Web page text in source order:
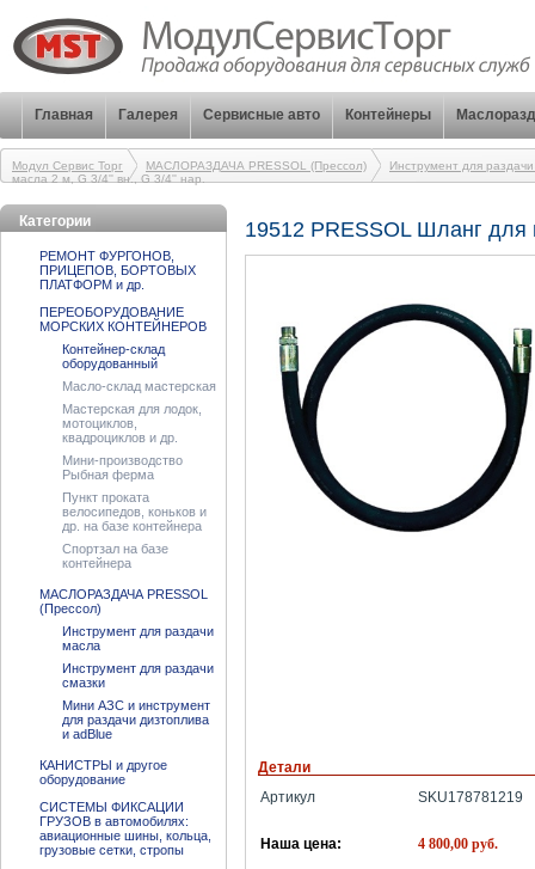
Контейнеры
Сервисные авто
Галерея
Главная
Модул Сервис Торг МАСЛОРАЗДАЧА PRESSOL (Прессол)
Инструмент для
масла 2 м, G 3/4'' вн., G 3/4'' нар.
19512 PRESSOL Шланг
Детали
Артикул SKU178781219
Наша цена: 4 800,00 руб.
Категории
РЕМОНТ ФУРГОНОВ,
ПРИЦЕПОВ, БОРТОВЫХ
ПЛАТФОРМ и др.
ПЕРЕОБОРУДОВАНИЕ
МОРСКИХ КОНТЕЙНЕРОВ
Контейнер-склад
оборудованный
Масло-склад мастерская
Мастерская для лодок,
мотоциклов,
квадроциклов и др.
Мини-производство
Рыбная ферма
Пункт проката
велосипедов, коньков и
др. на базе контейнера
Спортзал на базе
контейнера
МАСЛОРАЗДАЧА PRESSOL
(Прессол)
Инструмент для раздачи
масла
Инструмент для раздачи
смазки
Мини АЗС и инструмент
для раздачи дизтоплива
и adBlue
КАНИСТРЫ и другое
оборудование
СИСТЕМЫ ФИКСАЦИИ
ГРУЗОВ в автомобилях:
авиационные шины, кольца,
грузовые сетки, стропы